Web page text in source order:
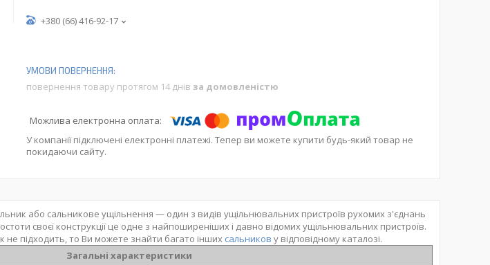
+380 (66) 416-92-17
повернення товару протягом 14 днів за домовленістю
У компанії підключені електронні платежі. Тепер ви можете купити будь-який товар не
покидаючи сайту.
або сальникове ущільнення — один з видів ущільнювальних пристроїв рухомих з'єднань
своєї конструкції це одне з найпоширеніших і давно відомих ущільнювальних пристроїв.
підходить, то Ви можете знайти багато інших сальников у відповідному каталозі.
Загальні характеристики